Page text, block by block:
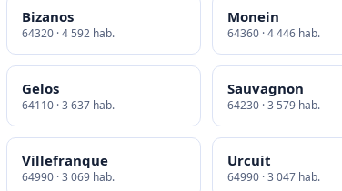
Bizanos
64320 · 4 592 hab.
Monein
64360 · 4 446 hab.
Gelos
64110 · 3 637 hab.
Sauvagnon
64230 · 3 579 hab.
Villefranque
64990 · 3 069 hab.
Urcuit
64990 · 3 047 hab.